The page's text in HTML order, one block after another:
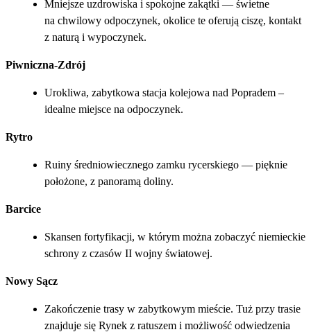
Mniejsze uzdrowiska i spokojne zakątki — świetne
na chwilowy odpoczynek, okolice te oferują ciszę, kontakt
z naturą i wypoczynek.
Piwniczna-Zdrój
Urokliwa, zabytkowa stacja kolejowa nad Popradem –
idealne miejsce na odpoczynek.
Rytro
Ruiny średniowiecznego zamku rycerskiego — pięknie
położone, z panoramą doliny.
Barcice
Skansen fortyfikacji, w którym można zobaczyć niemieckie
schrony z czasów II wojny światowej.
Nowy Sącz
Zakończenie trasy w zabytkowym mieście. Tuż przy trasie
znajduje się Rynek z ratuszem i możliwość odwiedzenia